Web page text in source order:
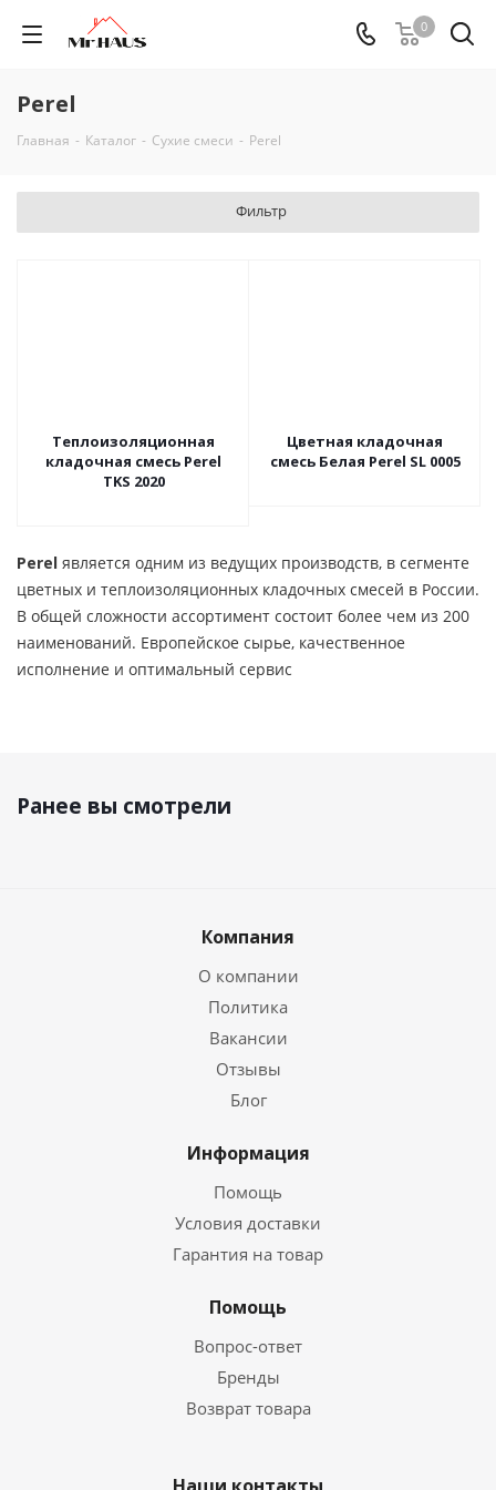
0
Perel
Главная - Каталог - Сухие смеси - Perel
Фильтр
Теплоизоляционная
кладочная смесь Perel
TKS 2020
Цветная кладочная
смесь Белая Perel SL 0005
Perel является одним из ведущих производств, в сегменте
цветных и теплоизоляционных кладочных смесей в России.
В общей сложности ассортимент состоит более чем из 200
наименований. Европейское сырье, качественное
исполнение и оптимальный сервис
Ранее вы смотрели
Компания
О компании
Политика
Вакансии
Отзывы
Блог
Информация
Помощь
Условия доставки
Гарантия на товар
Помощь
Вопрос-ответ
Бренды
Возврат товара